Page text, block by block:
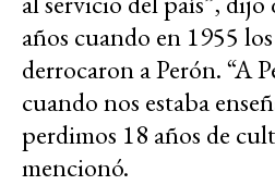
años cuando en 1955
derrocaron a Perón. “A
cuando nos estaba
perdimos 18 años de
mencionó.